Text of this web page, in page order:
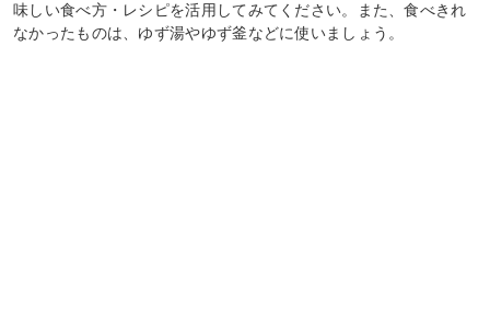
味しい食べ方・レシピを活用してみてください。また、食べきれ
なかったものは、ゆず湯やゆず釜などに使いましょう。